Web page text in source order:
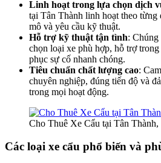
Linh hoạt trong lựa chọn dịch
tại Tân Thành linh hoạt theo
mô và yêu cầu kỹ thuật.
Hỗ trợ kỹ thuật tận tình:
chọn loại xe phù hợp, hỗ trợ
phục sự cố nhanh chóng.
Tiêu chuẩn chất lượng cao:
chuyên nghiệp, đúng tiến độ và
trong mọi hoạt động.
Cho Thuê Xe Cẩu tại Tân
Các loại xe cẩu phổ biến và